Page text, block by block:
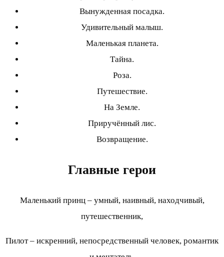
Вынужденная посадка.
Удивительный малыш.
Маленькая планета.
Тайна.
Роза.
Путешествие.
На Земле.
Приручённый лис.
Возвращение.
Главные герои
Маленький принц – умный, наивный, находчивый,
путешественник,
Пилот – искренний, непосредственный человек, романтик